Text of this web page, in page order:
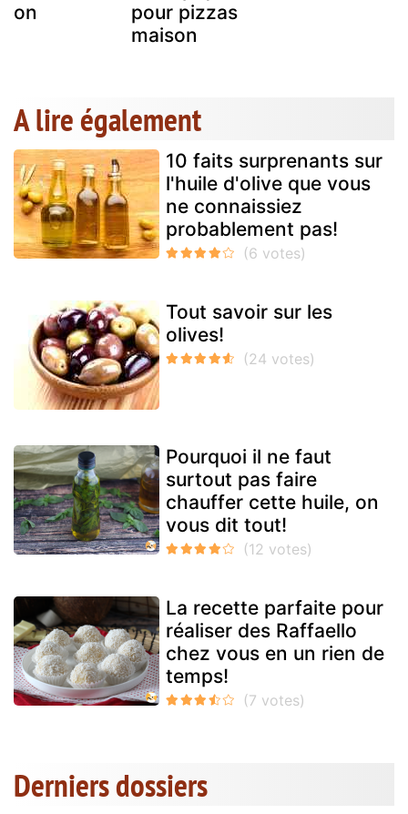
pour pizzas
maison
A lire également
10 faits surprenants sur
l'huile d'olive que vous
ne connaissiez
probablement pas!
Tout savoir sur les
olives!
Pourquoi il ne faut
surtout pas faire
chauffer cette huile, on
vous dit tout!
La recette parfaite pour
réaliser des Raffaello
chez vous en un rien de
temps!
Derniers dossiers